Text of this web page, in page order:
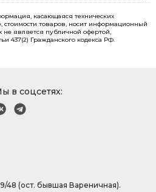
касающаяся технических
стоимости товаров, носит информационный
не является публичной офертой,
437(2) Гражданского кодекса РФ.
в соцсетях:
48 (ост. бывшая Вареничная).